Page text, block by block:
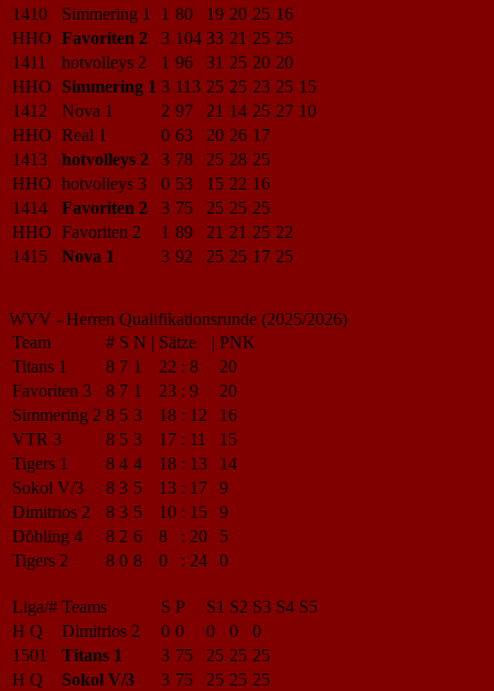
1410
Simmering 1 1 80 19 20 25 16
HHO Favoriten 2 3 104 33 21 25 25
1411
hotvolleys 2 1 96 31 25 20 20
HHO
Simmering 1 3 113 25 25 23 25 15
1412
Nova 1 2 97 21 14 25 27 10
HHO Real 1 0 63 20 26 17
1413
hotvolleys 2 3 78 25 28 25
HHO hotvolleys 3 0 53 15 22 16
1414
Favoriten 2 3 75 25 25 25
HHO Favoriten 2 1 89 21 21 25 22
1415
Nova 1 3 92 25 25 17 25
WVV - Herren Qualifikationsrunde (2025/2026)
Team
# S N | Sätze | PNK
Titans 1
8 7 1 22 : 8
20
Favoriten 3
8 7 1 23 : 9
20
Simmering 2 8 5 3 18 : 12
16
VTR 3
8 5 3 17 : 11
15
Tigers 1
8 4 4 18 : 13
14
Sokol V/3
8 3 5 13 : 17
9
Dimitrios 2
8 3 5 10 : 15
9
Döbling 4
8 2 6 8 : 20
5
Tigers 2
8 0 8 0 : 24 0
Liga/# Teams S P S1 S2 S3 S4 S5
H Q
Dimitrios 2 0 0 0 0
0
1501
Titans 1 3 75 25 25 25
H Q
Sokol V/3 3 75 25 25 25